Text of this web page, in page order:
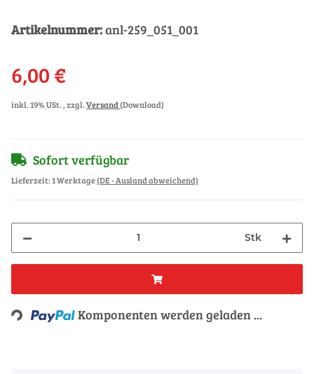
Artikelnummer:anl-259_051_001
6,00 €
inkl. 19% USt. , zzgl.Versand (Download)
Sofort verfügbar
Lieferzeit:1 Werktage(DE - Ausland abweichend)
Stk
Loading... Komponenten werden geladen ...